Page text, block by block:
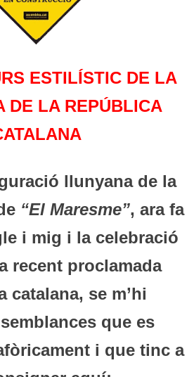
ESTILÍSTIC DE LA
DE LA REPÚBLICA
llunyana de la
“El Maresme”, ara fa
i mig i la celebració
recent proclamada
catalana, se m’hi
que es
i que tinc a